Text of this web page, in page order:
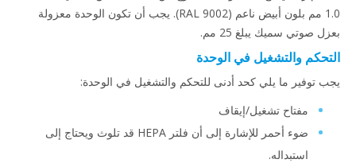
1.0 مم بلون أبيض ناعم (RAL 9002). يجب أن تكون الوحدة معزولة
بعزل صوتي سميك يبلغ 25 مم.
التحكم والتشغيل في الوحدة
يجب توفير ما يلي كحد أدنى للتحكم والتشغيل في الوحدة:
مفتاح تشغيل/إيقاف
ضوء أحمر للإشارة إلى أن فلتر HEPA قد تلوث ويحتاج إلى
استبداله.